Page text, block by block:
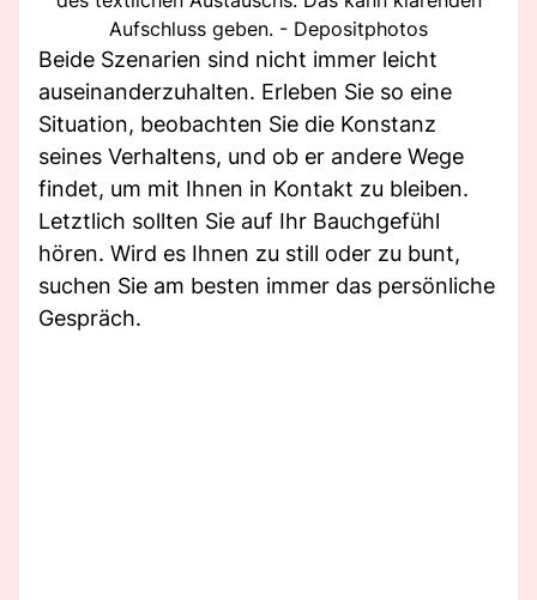
Aufschluss geben. - Depositphotos
Beide Szenarien sind nicht immer leicht
auseinanderzuhalten. Erleben Sie so eine
Situation, beobachten Sie die Konstanz
seines Verhaltens, und ob er andere Wege
findet, um mit Ihnen in Kontakt zu bleiben.
Letztlich sollten Sie auf Ihr Bauchgefühl
hören. Wird es Ihnen zu still oder zu bunt,
suchen Sie am besten immer das persönliche
Gespräch.